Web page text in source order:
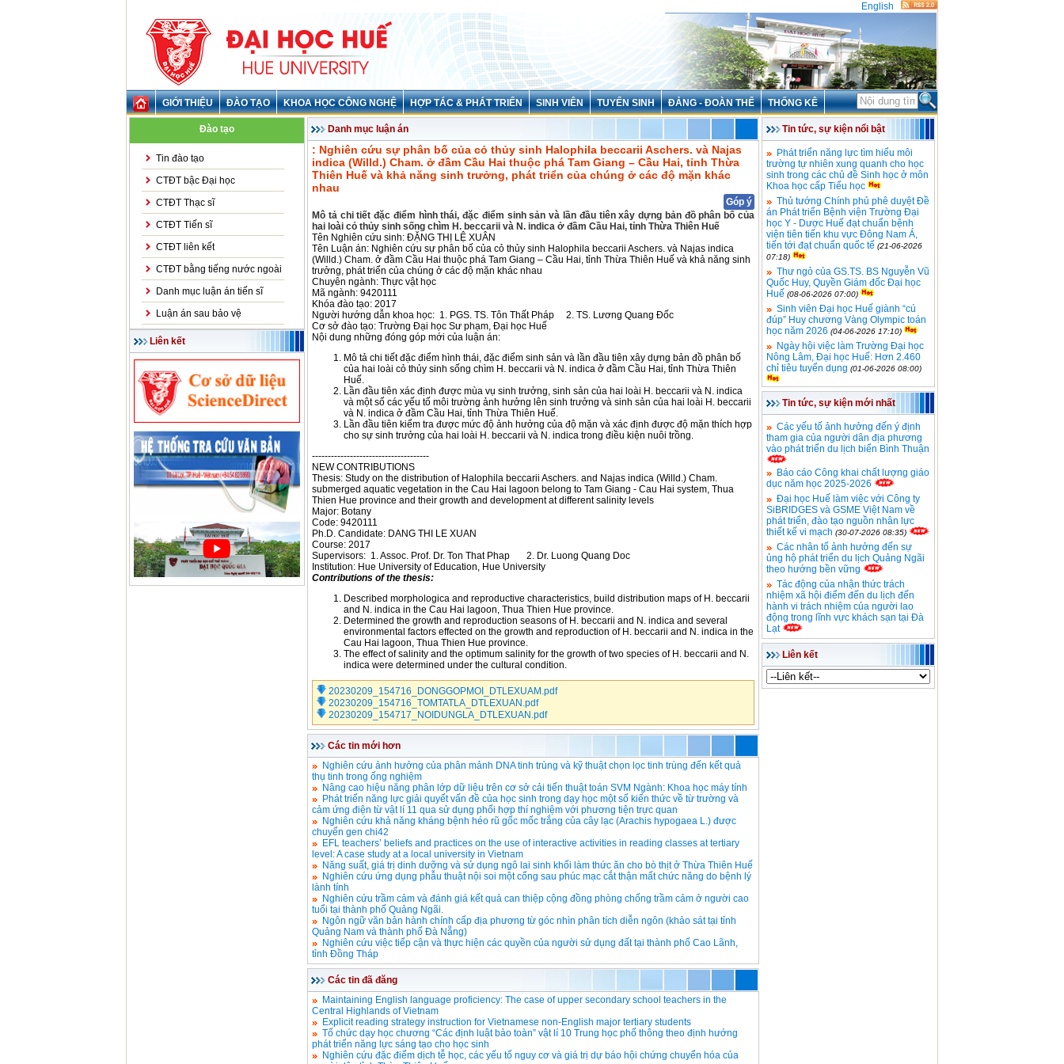
English
GIỚI THIỆU ĐÀO TẠO KHOA HỌC CÔNG NGHỆ HỢP TÁC & PHÁT TRIỂN SINH VIÊN TUYỂN SINH ĐẢNG - ĐOÀN THỂ THỐNG KÊ
Đào tạo
Tin đào tạo
CTĐT bậc Đại học
CTĐT Thạc sĩ
CTĐT Tiến sĩ
CTĐT liên kết
CTĐT bằng tiếng nước ngoài
Danh mục luận án tiến sĩ
Luận án sau bảo vệ
Liên kết
Danh mục luận án
: Nghiên cứu sự phân bố của cỏ thủy sinh Halophila beccarii Aschers. và Najas
indica (Willd.) Cham. ở đầm Cầu Hai thuộc phá Tam Giang – Cầu Hai, tỉnh Thừa
Thiên Huế và khả năng sinh trưởng, phát triển của chúng ở các độ mặn khác
nhau
Góp ý
Mô tả chi tiết đặc điểm hình thái, đặc điểm sinh sản và lần đầu tiên xây dựng bản đồ phân bố của
hai loài cỏ thủy sinh sống chìm H. beccarii và N. indica ở đầm Cầu Hai, tỉnh Thừa Thiên Huế
Tên Nghiên cứu sinh: ĐẶNG THỊ LỆ XUÂN
Tên Luận án: Nghiên cứu sự phân bố của cỏ thủy sinh Halophila beccarii Aschers. và Najas indica
(Willd.) Cham. ở đầm Cầu Hai thuộc phá Tam Giang – Cầu Hai, tỉnh Thừa Thiên Huế và khả năng sinh
trưởng, phát triển của chúng ở các độ mặn khác nhau
Chuyên ngành: Thực vật học
Mã ngành: 9420111
Khóa đào tạo: 2017
Người hướng dẫn khoa học: 1. PGS. TS. Tôn Thất Pháp 2. TS. Lương Quang Đốc
Cơ sở đào tạo: Trường Đại học Sư phạm, Đại học Huế
Nội dung những đóng góp mới của luận án:
Mô tả chi tiết đặc điểm hình thái, đặc điểm sinh sản và lần đầu tiên xây dựng bản đồ phân bố
của hai loài cỏ thủy sinh sống chìm H. beccarii và N. indica ở đầm Cầu Hai, tỉnh Thừa Thiên
Huế.
Lần đầu tiên xác định được mùa vụ sinh trưởng, sinh sản của hai loài H. beccarii và N. indica
và một số các yếu tố môi trường ảnh hưởng lên sinh trưởng và sinh sản của hai loài H. beccarii
và N. indica ở đầm Cầu Hai, tỉnh Thừa Thiên Huế.
Lần đầu tiên kiểm tra được mức độ ảnh hưởng của độ mặn và xác định được độ mặn thích hợp
cho sự sinh trưởng của hai loài H. beccarii và N. indica trong điều kiện nuôi trồng.
-------------------------------------
NEW CONTRIBUTIONS
Thesis: Study on the distribution of Halophila beccarii Aschers. and Najas indica (Willd.) Cham.
submerged aquatic vegetation in the Cau Hai lagoon belong to Tam Giang - Cau Hai system, Thua
Thien Hue province and their growth and development at different salinity levels
Major: Botany
Code: 9420111
Ph.D. Candidate: DANG THI LE XUAN
Course: 2017
Supervisors: 1. Assoc. Prof. Dr. Ton That Phap 2. Dr. Luong Quang Doc
Institution: Hue University of Education, Hue University
Contributions of the thesis:
Described morphologica and reproductive characteristics, build distribution maps of H. beccarii
and N. indica in the Cau Hai lagoon, Thua Thien Hue province.
Determined the growth and reproduction seasons of H. beccarii and N. indica and several
environmental factors effected on the growth and reproduction of H. beccarii and N. indica in the
Cau Hai lagoon, Thua Thien Hue province.
The effect of salinity and the optimum salinity for the growth of two species of H. beccarii and N.
indica were determined under the cultural condition.
20230209_154716_DONGGOPMOI_DTLEXUAM.pdf
20230209_154716_TOMTATLA_DTLEXUAN.pdf
20230209_154717_NOIDUNGLA_DTLEXUAN.pdf
Các tin mới hơn
Nghiên cứu ảnh hưởng của phân mảnh DNA tinh trùng và kỹ thuật chọn lọc tinh trùng đến kết quả
thụ tinh trong ống nghiệm
Nâng cao hiệu năng phân lớp dữ liệu trên cơ sở cải tiến thuật toán SVM Ngành: Khoa học máy tính
Phát triển năng lực giải quyết vấn đề của học sinh trong dạy học một số kiến thức về từ trường và
cảm ứng điện từ vật lí 11 qua sử dụng phối hợp thí nghiệm với phương tiện trực quan
Nghiên cứu khả năng kháng bệnh héo rũ gốc mốc trắng của cây lạc (Arachis hypogaea L.) được
chuyển gen chi42
EFL teachers’ beliefs and practices on the use of interactive activities in reading classes at tertiary
level: A case study at a local university in Vietnam
Năng suất, giá trị dinh dưỡng và sử dụng ngô lai sinh khối làm thức ăn cho bò thịt ở Thừa Thiên Huế
Nghiên cứu ứng dụng phẫu thuật nội soi một cổng sau phúc mạc cắt thận mất chức năng do bệnh lý
lành tính
Nghiên cứu trầm cảm và đánh giá kết quả can thiệp cộng đồng phòng chống trầm cảm ở người cao
tuổi tại thành phố Quảng Ngãi.
Ngôn ngữ văn bản hành chính cấp địa phương từ góc nhìn phân tích diễn ngôn (khảo sát tại tỉnh
Quảng Nam và thành phố Đà Nẵng)
Nghiên cứu việc tiếp cận và thực hiện các quyền của người sử dụng đất tại thành phố Cao Lãnh,
tỉnh Đồng Tháp
Các tin đã đăng
Maintaining English language proficiency: The case of upper secondary school teachers in the
Central Highlands of Vietnam
Explicit reading strategy instruction for Vietnamese non-English major tertiary students
Tố chức dạy học chương “Các định luật bảo toàn” vật lí 10 Trung học phổ thông theo định hướng
phát triển năng lực sáng tạo cho học sinh
Nghiên cứu đặc điểm dịch tễ học, các yếu tố nguy cơ và giá trị dự báo hội chứng chuyển hóa của
Tin tức, sự kiện nổi bật
Phát triển năng lực tìm hiểu môi
trường tự nhiên xung quanh cho học
sinh trong các chủ đề Sinh học ở môn
Khoa học cấp Tiểu học
Thủ tướng Chính phủ phê duyệt Đề
án Phát triển Bệnh viện Trường Đại
học Y - Dược Huế đạt chuẩn bệnh
viện tiên tiến khu vực Đông Nam Á,
tiến tới đạt chuẩn quốc tế (21-06-2026
07:18)
Thư ngỏ của GS.TS. BS Nguyễn Vũ
Quốc Huy, Quyền Giám đốc Đại học
Huế (08-06-2026 07:00)
Sinh viên Đại học Huế giành “cú
đúp” Huy chương Vàng Olympic toán
học năm 2026 (04-06-2026 17:10)
Ngày hội việc làm Trường Đại học
Nông Lâm, Đại học Huế: Hơn 2.460
chỉ tiêu tuyển dụng (01-06-2026 08:00)
Tin tức, sự kiện mới nhất
Các yếu tố ảnh hưởng đến ý định
tham gia của người dân địa phương
vào phát triển du lịch biển Bình Thuận
Báo cáo Công khai chất lượng giáo
dục năm học 2025-2026
Đại học Huế làm việc với Công ty
SiBRIDGES và GSME Việt Nam về
phát triển, đào tạo nguồn nhân lực
thiết kế vi mạch (30-07-2026 08:35)
Các nhân tố ảnh hưởng đến sự
ủng hộ phát triển du lịch Quảng Ngãi
theo hướng bền vững
Tác động của nhận thức trách
nhiệm xã hội điểm đến du lịch đến
hành vi trách nhiệm của người lao
động trong lĩnh vực khách sạn tại Đà
Lạt
Liên kết